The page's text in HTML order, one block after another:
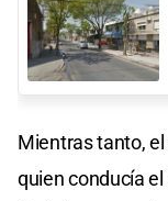
Mientras tanto,
quien conducía